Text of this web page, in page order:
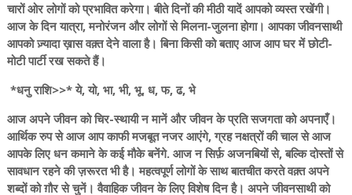
चारों ओर लोगों को प्रभावित करेगा। बीते दिनों की मीठी यादें आपको व्यस्त रखेंगी।
आज के दिन यात्रा, मनोरंजन और लोगों से मिलना-जुलना होगा। आपका जीवनसाथी
आपको ज़्यादा ख़ास वक़्त देने वाला है। बिना किसी को बताए आज आप घर में छोटी-
मोटी पार्टी रख सकते हैं।
*धनु राशि>>* ये, यो, भा, भी, भू, ध, फ, ढ, भे
आज अपने जीवन को चिर-स्थायी न मानें और जीवन के प्रति सजगता को अपनाएँ।
आर्थिक रुप से आज आप काफी मजबूत नजर आएंगे, ग्रह नक्षत्रों की चाल से आज
आपके लिए धन कमाने के कई मौके बनेंगे. आज न सिर्फ़ अजनबियों से, बल्कि दोस्तों से
सावधान रहने की ज़रूरत भी है। महत्वपूर्ण लोगों के साथ बातचीत करते वक़्त अपने
शब्दों को ग़ौर से चुनें। वैवाहिक जीवन के लिए विशेष दिन है। अपने जीवनसाथी को